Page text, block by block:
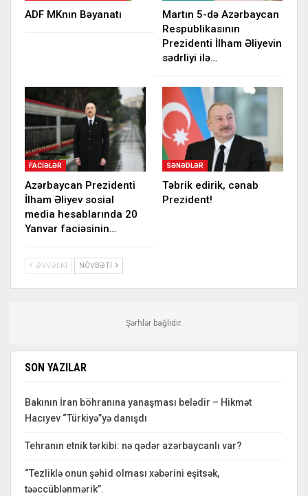
ADF MKnın Bəyanatı
Martın 5-də Azərbaycan
Respublikasının
Prezidenti İlham Əliyevin
sədrliyi ilə…
FACIƏLƏR
Azərbaycan Prezidenti
İlham Əliyev sosial
media hesablarında 20
Yanvar faciəsinin…
SƏNƏDLƏR
Təbrik edirik, cənab
Prezident!
ƏVVƏLKI NÖVBƏTI
Şərhlər bağlıdır.
SON YAZILAR
Bakının İran böhranına yanaşması belədir – Hikmət
Hacıyev “Türkiyə”yə danışdı
Tehranın etnik tərkibi: nə qədər azərbaycanlı var?
“Tezliklə onun şəhid olması xəbərini eşitsək,
təəccüblənmərik”.